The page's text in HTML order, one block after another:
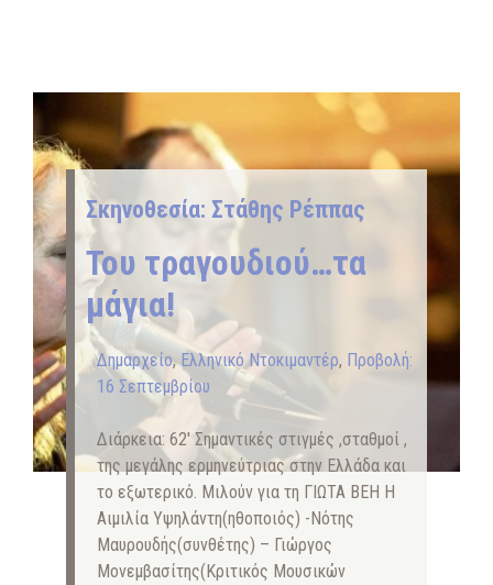
Σκηνοθεσία: Στάθης Ρέππας
Του τραγουδιού…τα
μάγια!
Δημαρχείο, Ελληνικό Ντοκιμαντέρ, Προβολή:
16 Σεπτεμβρίου
Διάρκεια: 62′ Σημαντικές στιγμές ,σταθμοί ,
της μεγάλης ερμηνεύτριας στην Ελλάδα και
το εξωτερικό. Μιλούν για τη ΓΙΩΤΑ ΒΕΗ Η
Αιμιλία Υψηλάντη(ηθοποιός) -Νότης
Μαυρουδής(συνθέτης) – Γιώργος
Μονεμβασίτης(Κριτικός Μουσικών